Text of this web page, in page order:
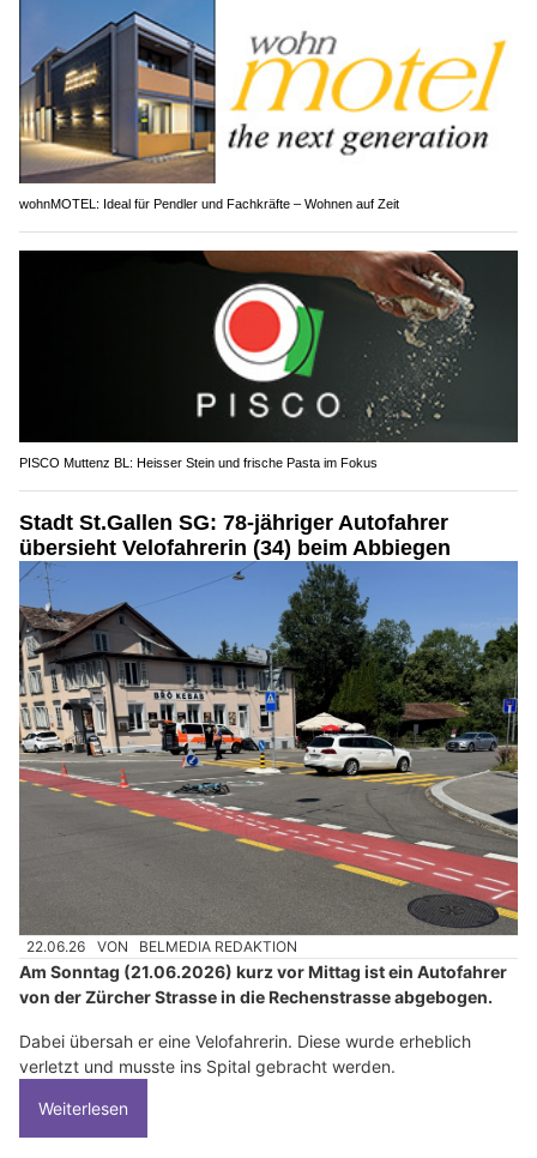
wohnMOTEL: Ideal für Pendler und Fachkräfte – Wohnen auf Zeit
PISCO Muttenz BL: Heisser Stein und frische Pasta im Fokus
Stadt St.Gallen SG: 78-jähriger Autofahrer
übersieht Velofahrerin (34) beim Abbiegen
22.06.26 VON BELMEDIA REDAKTION
Am Sonntag (21.06.2026) kurz vor Mittag ist ein Autofahrer
von der Zürcher Strasse in die Rechenstrasse abgebogen.
Dabei übersah er eine Velofahrerin. Diese wurde erheblich
verletzt und musste ins Spital gebracht werden.
Weiterlesen